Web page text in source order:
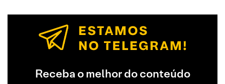
Receba o melhor do conteúdo